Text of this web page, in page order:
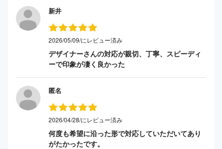
新井
2026/05/09/にレビュー済み
デザイナーさんの対応が親切、丁寧、スピーディ
ーで印象が凄く良かった
匿名
2026/04/28/にレビュー済み
何度も希望に沿った形で対応していただいてあり
がたかったです。